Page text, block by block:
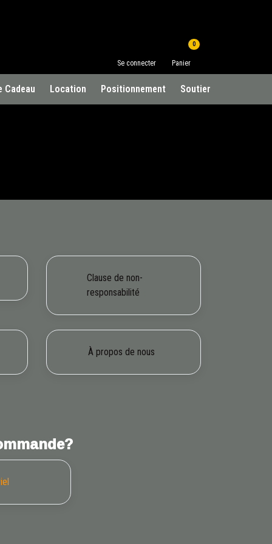
Se connecter
0
Panier
Cadeau Location Positionnement Soutien à la clientèle
Clause de non-
responsabilité
À propos de nous